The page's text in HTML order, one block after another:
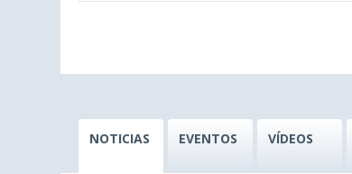
NOTICIAS EVENTOS VÍDEOS